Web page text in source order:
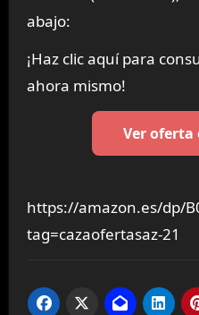
abajo:
¡Haz clic aquí para
ahora mismo!
Ver oferta
https://amazon.es/dp/
tag=cazaofertasaz-21